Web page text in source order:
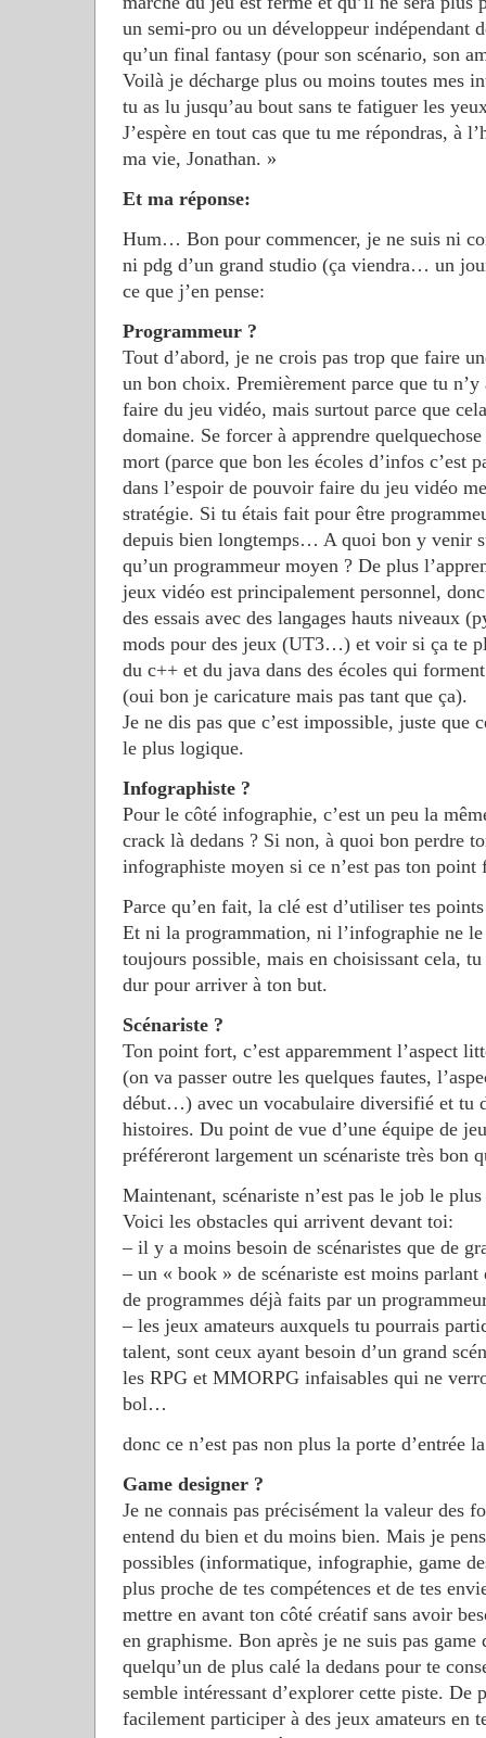
un semi-pro ou un développeur indépendant
qu’un final fantasy (pour son scénario, son
Voilà je décharge plus ou moins toutes mes
tu as lu jusqu’au bout sans te fatiguer les
J’espère en tout cas que tu me répondras, à
ma vie, Jonathan. »
Et ma réponse:
Hum… Bon pour commencer, je ne suis ni
ni pdg d’un grand studio (ça viendra… un
ce que j’en pense:
Programmeur ?
Tout d’abord, je ne crois pas trop que faire
un bon choix. Premièrement parce que tu n’y
faire du jeu vidéo, mais surtout parce que
domaine. Se forcer à apprendre
mort (parce que bon les écoles d’infos c’est
dans l’espoir de pouvoir faire du jeu vidéo
stratégie. Si tu étais fait pour être
depuis bien longtemps… A quoi bon y venir
qu’un programmeur moyen ? De plus
jeux vidéo est principalement personnel,
des essais avec des langages hauts niveaux
mods pour des jeux (UT3…) et voir si ça te
du c++ et du java dans des écoles qui
(oui bon je caricature mais pas tant que ça).
Je ne dis pas que c’est impossible, juste que
le plus logique.
Infographiste ?
Pour le côté infographie, c’est un peu la
crack là dedans ? Si non, à quoi bon perdre
infographiste moyen si ce n’est pas ton point
Parce qu’en fait, la clé est d’utiliser tes
Et ni la programmation, ni l’infographie ne
toujours possible, mais en choisissant cela,
dur pour arriver à ton but.
Scénariste ?
Ton point fort, c’est apparemment l’aspect
(on va passer outre les quelques fautes,
début…) avec un vocabulaire diversifié et tu
histoires. Du point de vue d’une équipe de
préféreront largement un scénariste très bon
Maintenant, scénariste n’est pas le job le
Voici les obstacles qui arrivent devant toi:
– il y a moins besoin de scénaristes que de
– un « book » de scénariste est moins parlant
de programmes déjà faits par un
– les jeux amateurs auxquels tu pourrais
talent, sont ceux ayant besoin d’un grand
les RPG et MMORPG infaisables qui ne
bol…
donc ce n’est pas non plus la porte d’entrée
Game designer ?
Je ne connais pas précisément la valeur des
entend du bien et du moins bien. Mais je
possibles (informatique, infographie, game
plus proche de tes compétences et de tes
mettre en avant ton côté créatif sans avoir
en graphisme. Bon après je ne suis pas
quelqu’un de plus calé la dedans pour te
semble intéressant d’explorer cette piste. De
facilement participer à des jeux amateurs en